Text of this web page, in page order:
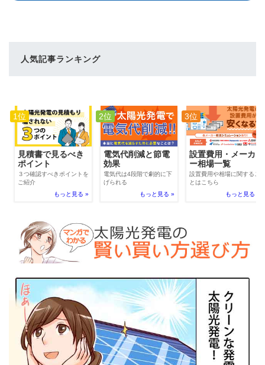
人気記事ランキング
1位
見積書で見るべき
ポイント
３つ確認すべきポイントを
ご紹介
もっと見る »
2位
電気代削減と節電
効果
電気代は4段階で劇的に下
げられる
もっと見る »
3位
設置費用・メーカ
ー相場一覧
設置費用や相場に関するこ
とはこちら
もっと見る »